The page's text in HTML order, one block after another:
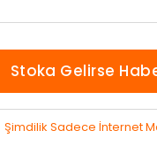
Stoka Gelirse
Şimdilik Sadece İnternet